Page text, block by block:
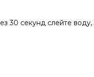
30 секунд слейте